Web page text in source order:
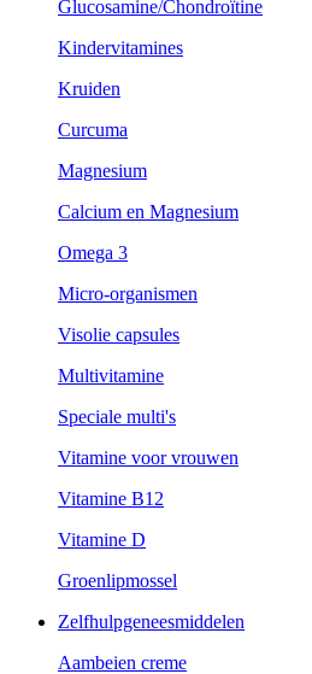
Glucosamine/Chondroïtine
Kindervitamines
Kruiden
Curcuma
Magnesium
Calcium en Magnesium
Omega 3
Micro-organismen
Visolie capsules
Multivitamine
Speciale multi's
Vitamine voor vrouwen
Vitamine B12
Vitamine D
Groenlipmossel
Zelfhulpgeneesmiddelen
Aambeien creme